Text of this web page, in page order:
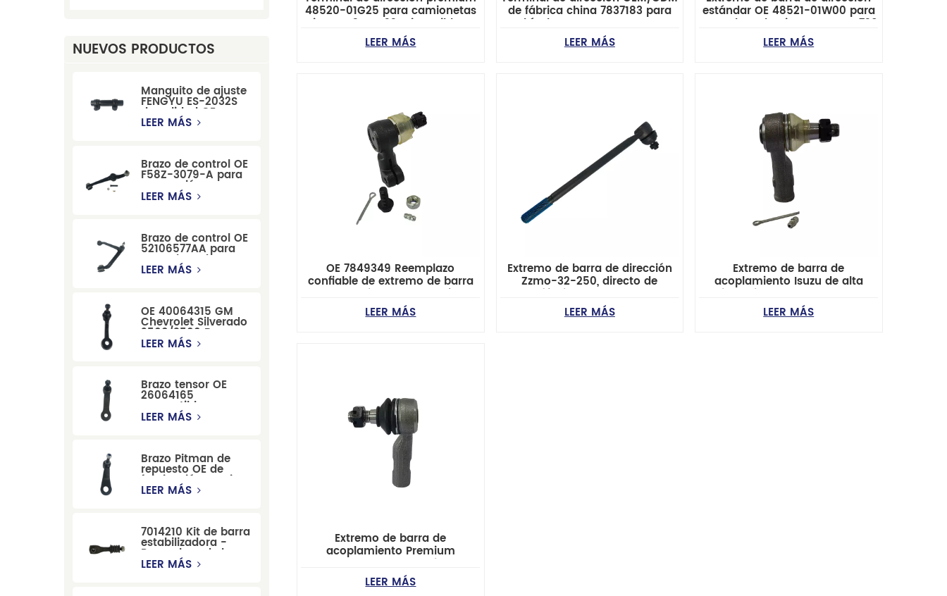
NUEVOS PRODUCTOS
Manguito de ajuste
FENGYU ES-2032S
de calidad OE para
Mercury, Pontiac,
LEER MÁS
Brazo de control OE
F58Z-3079-A para
suspensión
delantera de Ford
LEER MÁS
Brazo de control OE
52106577AA para
reemplazo de
suspensión de
LEER MÁS
OE 40064315 GM
Chevrolet Silverado
2500/3500 Brazo
tensor para una
LEER MÁS
Brazo tensor OE
26064165
compatible con
modelos Cadillac
LEER MÁS
Brazo Pitman de
repuesto OE de
fabricación precisa
12479051, fabricado
Cadillac, Chevrolet
y Hummer.
LEER MÁS
7014210 Kit de barra
estabilizadora -
Reemplazo de barra
estabilizadora de
LEER MÁS
48520-01G25 para camionetas
Nissan D21 y D22. Disponible en
stock. Certificación IATF16949.
LEER MÁS
de fábrica china 7837183 para
vehículos BUICK, CHEVROLET,
GMC, OLDSMOBILE, PONTIAC y
SUZUKI
LEER MÁS
estándar OE 48521-01W00 para
reemplazo de Nissan Datsun 720
LEER MÁS
OE 7849349 Reemplazo
confiable de extremo de barra
de acoplamiento para vehículos
GM
Chevrolet/Buick/Cadillac/Oldsmobile/Pontiac
LEER MÁS
Extremo de barra de dirección
Zzmo-32-250, directo de
fábrica, para Ford
Bronco/Ranger y Mazda
B2300/B3000/B4000
LEER MÁS
Extremo de barra de
acoplamiento Isuzu de alta
resistencia OE 8-94419-408-0
para camioneta Campo
Kb/vehículo todoterreno
LEER MÁS
Extremo de barra de
acoplamiento Premium
450460K020 para camionetas
Toyota Fortuner y Hilux
LEER MÁS